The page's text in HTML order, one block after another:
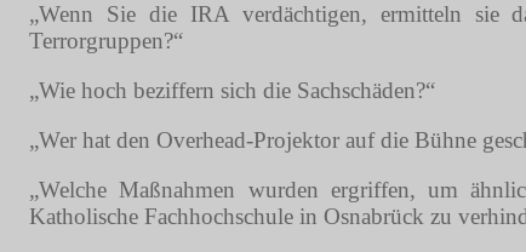
„Wenn Sie die IRA verdächtigen, ermitteln sie
Terrorgruppen?“
„Wie hoch beziffern sich die Sachschäden?“
„Wer hat den Overhead-Projektor auf die Bühne
„Welche Maßnahmen wurden ergriffen, um
Katholische Fachhochschule in Osnabrück zu